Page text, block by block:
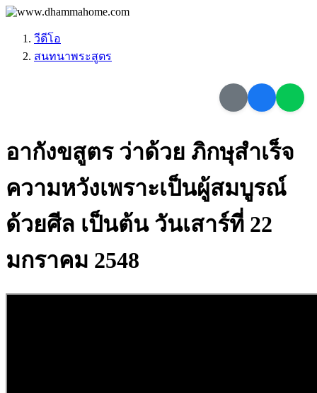
วีดีโอ
สนทนาพระสูตร
อากังขสูตร ว่าด้วย ภิกษุสำเร็จ
ความหวังเพราะเป็นผู้สมบูรณ์
ด้วยศีล เป็นต้น วันเสาร์ที่ 22
มกราคม 2548